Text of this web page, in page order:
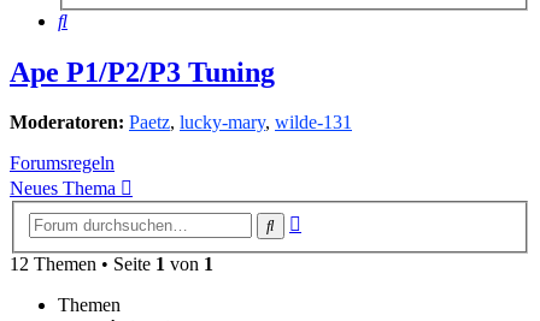
Suche
Ape P1/P2/P3 Tuning
Moderatoren: Paetz, lucky-mary, wilde-131
Forumsregeln
Neues Thema
Suche
12 Themen • Seite 1 von 1
Themen